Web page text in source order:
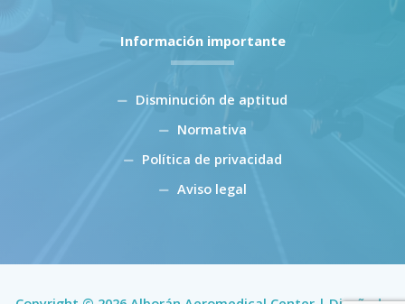
Información importante
Disminución de aptitud
Normativa
Política de privacidad
Aviso legal